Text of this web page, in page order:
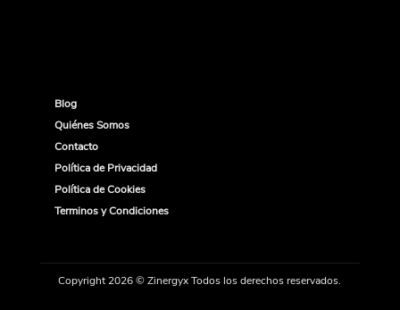
Blog
Quiénes Somos
Contacto
Política de Privacidad
Política de Cookies
Terminos y Condiciones
Copyright 2026 © Zinergyx Todos los derechos reservados.